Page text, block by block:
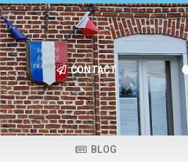
CONTACT
BLOG